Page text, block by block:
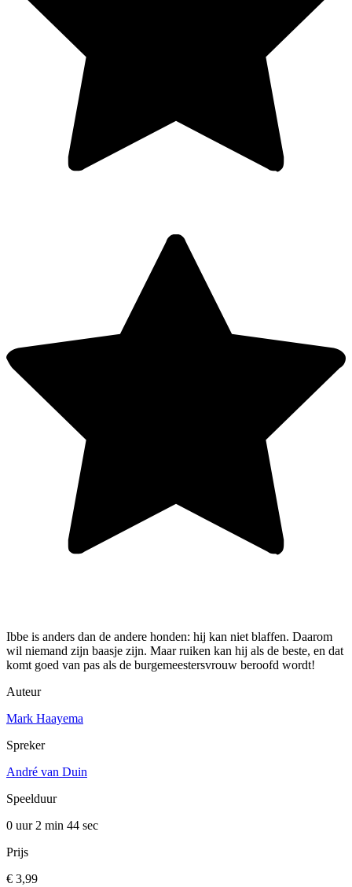
Ibbe is anders dan de andere honden: hij kan niet blaffen. Daarom
wil niemand zijn baasje zijn. Maar ruiken kan hij als de beste, en dat
komt goed van pas als de burgemeestersvrouw beroofd wordt!
Auteur
Mark Haayema
Spreker
André van Duin
Speelduur
0 uur 2 min 44 sec
Prijs
€ 3,99